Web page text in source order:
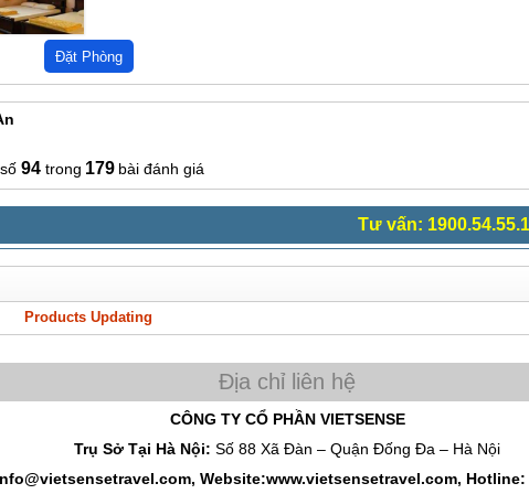
94 179 bài đánh giá
Tư vấn:
Products Updating
CÔNG TY CỔ PHẦN VIETSENSE
Trụ Sở Tại Hà Nội: Số 88 Xã Đàn – Quận Đống Đa – Hà Nội
Website:www.vietsensetravel.com, Hotline: